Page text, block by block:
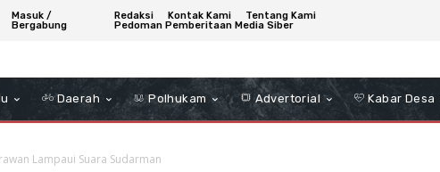
Masuk /
Bergabung
Redaksi Kontak Kami
Tentang Kami
Pedoman Pemberitaan Media Siber
Daerah Polhukam Advertorial Kabar Desa
Lampaui Suara Sudarman